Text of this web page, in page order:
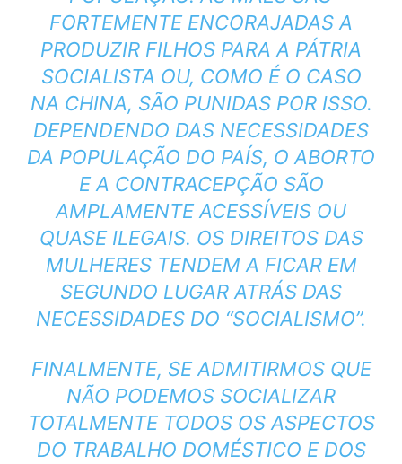
FORTEMENTE ENCORAJADAS A
PRODUZIR FILHOS PARA A PÁTRIA
SOCIALISTA OU, COMO É O CASO
NA CHINA, SÃO PUNIDAS POR ISSO.
DEPENDENDO DAS NECESSIDADES
DA POPULAÇÃO DO PAÍS, O ABORTO
E A CONTRACEPÇÃO SÃO
AMPLAMENTE ACESSÍVEIS OU
QUASE ILEGAIS. OS DIREITOS DAS
MULHERES TENDEM A FICAR EM
SEGUNDO LUGAR ATRÁS DAS
NECESSIDADES DO “SOCIALISMO”.
FINALMENTE, SE ADMITIRMOS QUE
NÃO PODEMOS SOCIALIZAR
TOTALMENTE TODOS OS ASPECTOS
DO TRABALHO DOMÉSTICO E DOS